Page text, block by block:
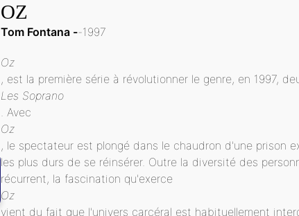
OZ
Tom Fontana 1997
Oz
, est la première série à révolutionner le genre, en 1997,
Les Soprano
. Avec
Oz
, le spectateur est plongé dans le chaudron d'une prison
les plus durs de se réinsérer. Outre la diversité des
récurrent, la fascination qu'exerce
Oz
vient du fait que l'univers carcéral est habituellement